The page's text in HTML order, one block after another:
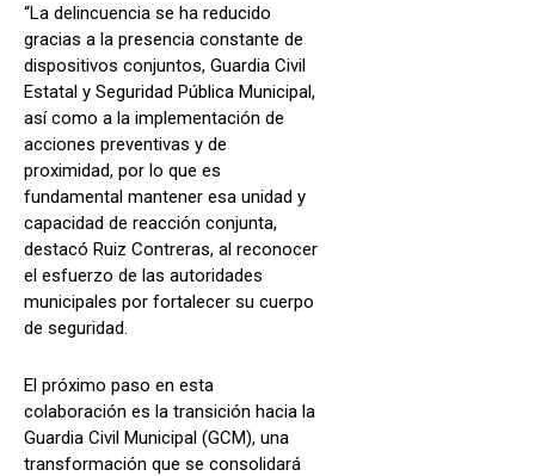
“La delincuencia se ha reducido
gracias a la presencia constante de
dispositivos conjuntos, Guardia Civil
Estatal y Seguridad Pública Municipal,
así como a la implementación de
acciones preventivas y de
proximidad, por lo que es
fundamental mantener esa unidad y
capacidad de reacción conjunta,
destacó Ruiz Contreras, al reconocer
el esfuerzo de las autoridades
municipales por fortalecer su cuerpo
de seguridad.
El próximo paso en esta
colaboración es la transición hacia la
Guardia Civil Municipal (GCM), una
transformación que se consolidará